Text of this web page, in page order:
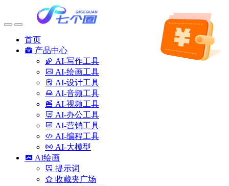
首页
产品中心
AI-写作工具
AI-绘画工具
AI-设计工具
AI-音频工具
AI-视频工具
AI-办公工具
AI-营销工具
AI-编程工具
AI-大模型
AI绘画
提示词
收藏夹广场